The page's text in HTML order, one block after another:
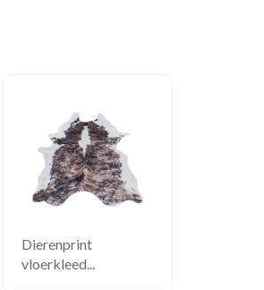
Dierenprint
vloerkleed...